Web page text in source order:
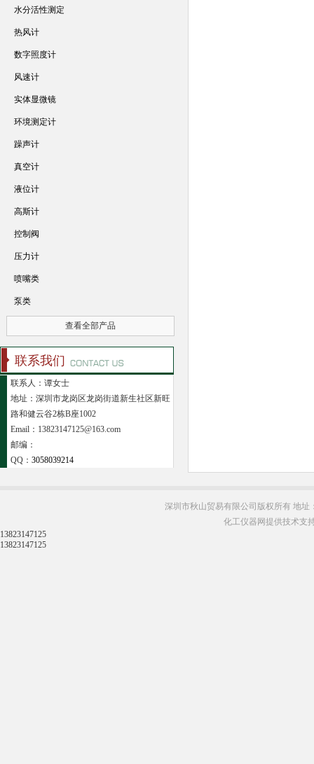
水分活性测定
热风计
数字照度计
风速计
实体显微镜
环境测定计
躁声计
真空计
液位计
高斯计
控制阀
压力计
喷嘴类
泵类
查看全部产品
联系我们
联系人：谭女士
地址：深圳市龙岗区龙岗街道新生社区新旺
路和健云谷2栋B座1002
Email：13823147125@163.com
邮编：
QQ： 3058039214
深圳市秋山贸易有限公司版权所有 地址
化工仪器网提供技术支
13823147125
13823147125